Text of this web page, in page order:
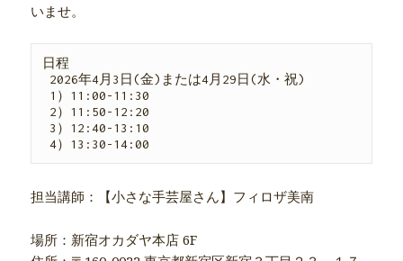
いませ。
日程
4）13:30-14:00
担当講師：【小さな手芸屋さん】フィロザ美南
場所：新宿オカダヤ本店 6F